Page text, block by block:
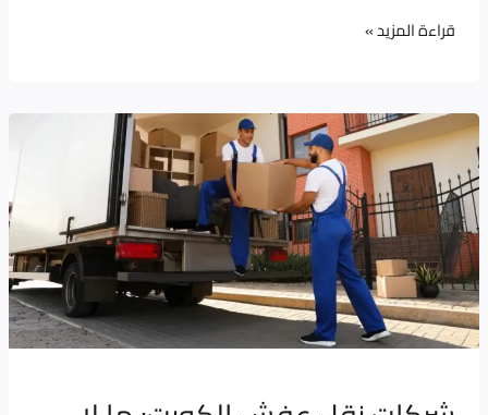
قراءة المزيد »
شركات
نقل
عفش
الكويت:
ما
لا
تخبرك
به